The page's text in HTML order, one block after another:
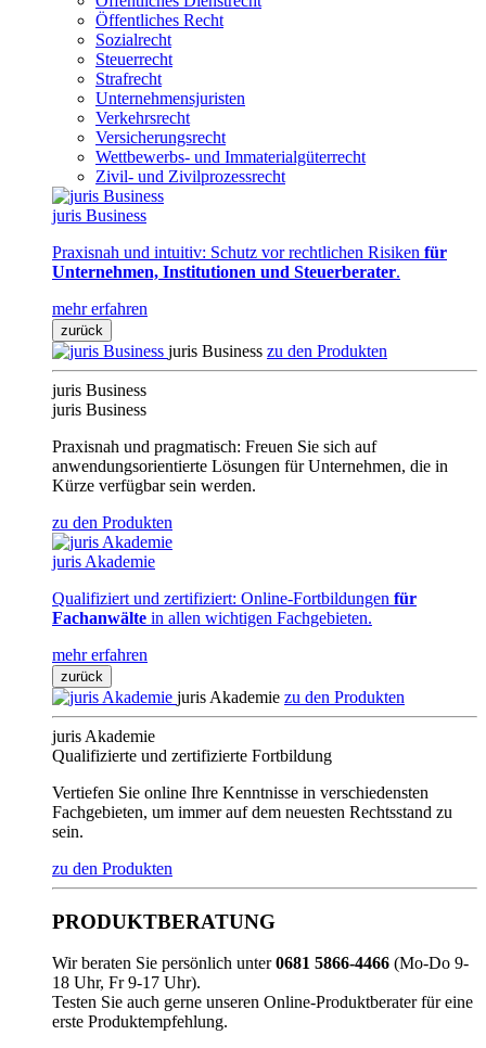
Öffentliches Recht
Sozialrecht
Steuerrecht
Strafrecht
Unternehmensjuristen
Verkehrsrecht
Versicherungsrecht
Wettbewerbs- und Immaterialgüterrecht
Zivil- und Zivilprozessrecht
juris Business
Praxisnah und intuitiv: Schutz vor rechtlichen Risiken für
Unternehmen, Institutionen und Steuerberater.
mehr erfahren
zurück
juris Business zu den Produkten
juris Business
juris Business
Praxisnah und pragmatisch: Freuen Sie sich auf
anwendungsorientierte Lösungen für Unternehmen, die in
Kürze verfügbar sein werden.
zu den Produkten
juris Akademie
Qualifiziert und zertifiziert: Online-Fortbildungen für
Fachanwälte in allen wichtigen Fachgebieten.
mehr erfahren
zurück
juris Akademie zu den Produkten
juris Akademie
Qualifizierte und zertifizierte Fortbildung
Vertiefen Sie online Ihre Kenntnisse in verschiedensten
Fachgebieten, um immer auf dem neuesten Rechtsstand zu
sein.
zu den Produkten
PRODUKTBERATUNG
Wir beraten Sie persönlich unter0681 5866-4466 (Mo-Do 9-
18 Uhr, Fr 9-17 Uhr).
Testen Sie auch gerne unseren Online-Produktberater für eine
erste Produktempfehlung.